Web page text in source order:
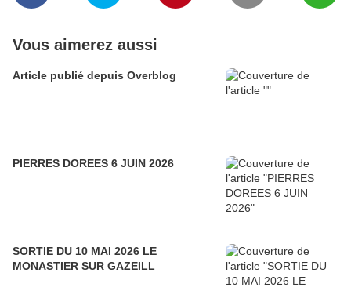
Vous aimerez aussi
Article publié depuis Overblog
PIERRES DOREES 6 JUIN 2026
SORTIE DU 10 MAI 2026 LE
MONASTIER SUR GAZEILL